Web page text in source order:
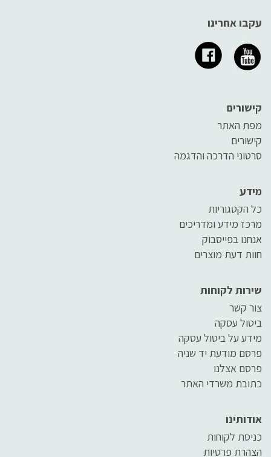
עקבו אחרינו
קישורים
מפת האתר
קישורים
סרטוני הדרכה והדגמה
מידע
כל הקטגוריות
מרכז מידע ומדריכים
אנחנו בפייסבוק
חוות דעת מוצרים
שירות לקוחות
צור קשר
ביטול עסקה
מידע על ביטול עסקה
פרסם מודעת יד שניה
פרסם אצלנו
כתובת משרדי האתר
אודותינו
כניסת לקוחות
הצהרת פרטיות